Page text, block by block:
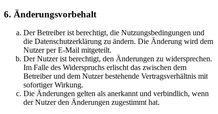
6. Änderungsvorbehalt
Der Betreiber ist berechtigt, die Nutzungsbedingungen und
die Datenschutzerklärung zu ändern. Die Änderung wird dem
Nutzer per E-Mail mitgeteilt.
Der Nutzer ist berechtigt, den Änderungen zu widersprechen.
Im Falle des Widerspruchs erlischt das zwischen dem
Betreiber und dem Nutzer bestehende Vertragsverhältnis mit
sofortiger Wirkung.
Die Änderungen gelten als anerkannt und verbindlich, wenn
der Nutzer den Änderungen zugestimmt hat.